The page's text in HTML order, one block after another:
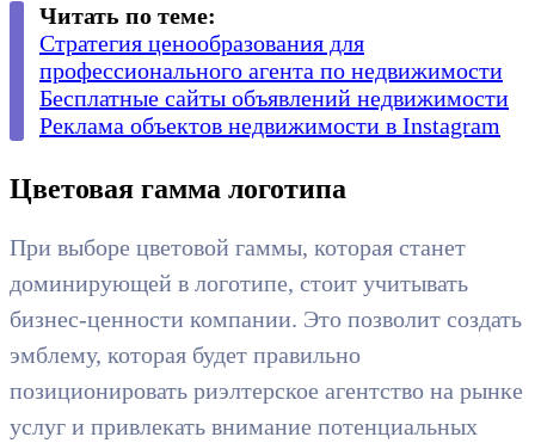
Читать по теме:
Стратегия ценообразования для
профессионального агента по недвижимости
Бесплатные сайты объявлений недвижимости
Реклама объектов недвижимости в Instagram
Цветовая гамма логотипа
При выборе цветовой гаммы, которая станет
доминирующей в логотипе, стоит учитывать
бизнес-ценности компании. Это позволит создать
эмблему, которая будет правильно
позиционировать риэлтерское агентство на рынке
услуг и привлекать внимание потенциальных